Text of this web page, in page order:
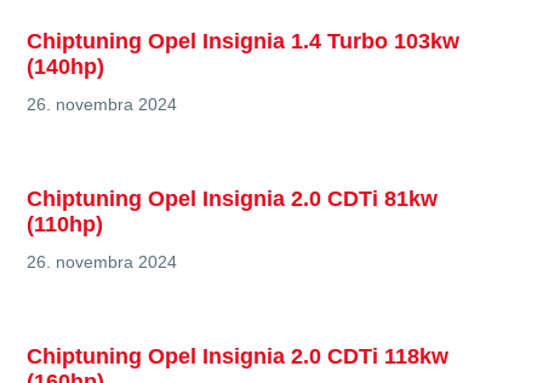
Chiptuning Opel Insignia 1.4 Turbo 103kw
(140hp)
26. novembra 2024
Chiptuning Opel Insignia 2.0 CDTi 81kw
(110hp)
26. novembra 2024
Chiptuning Opel Insignia 2.0 CDTi 118kw